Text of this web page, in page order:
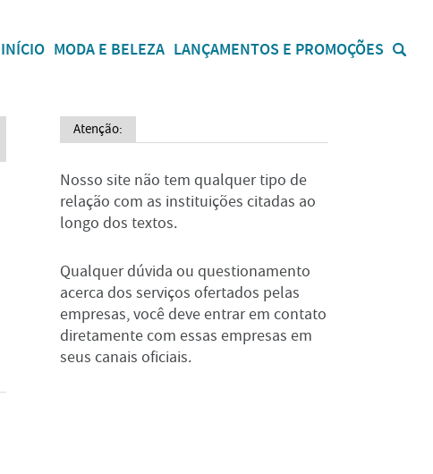
INÍCIO MODA E BELEZA LANÇAMENTOS E PROMOÇÕES
Atenção:
Nosso site não tem qualquer tipo de
relação com as instituições citadas ao
longo dos textos.
Qualquer dúvida ou questionamento
acerca dos serviços ofertados pelas
empresas, você deve entrar em contato
diretamente com essas empresas em
seus canais oficiais.